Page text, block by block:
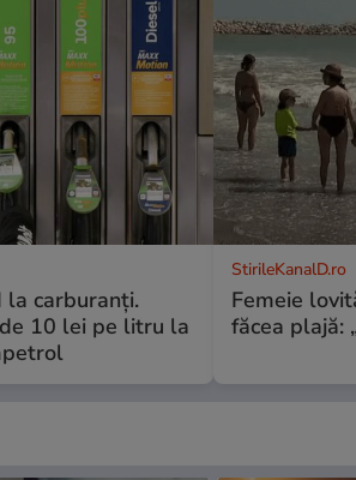
la carburanți.
10 lei pe litru la
StirileKanalD.ro
Femeie
făcea plajă: